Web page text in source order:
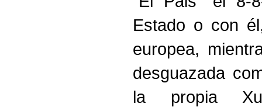
Estado o con
europea,
desguazada
la propia